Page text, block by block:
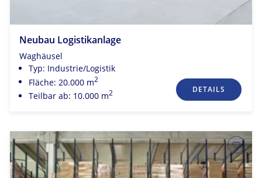
Neubau Logistikanlage
Waghäusel
Typ: Industrie/Logistik
Fläche: 20.000 m2
Teilbar ab: 10.000 m2 DETAILS